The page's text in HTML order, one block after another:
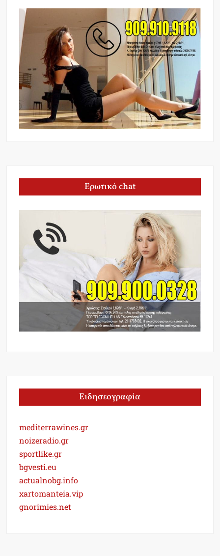
Ερωτικό chat
Ειδησεογραφία
mediterrawines.gr
noizeradio.gr
sportlike.gr
bgvesti.eu
actualnobg.info
xartomanteia.vip
gnorimies.net